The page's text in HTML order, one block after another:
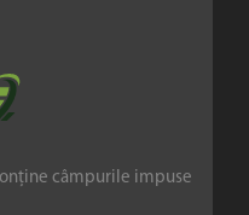
câmpurile impuse